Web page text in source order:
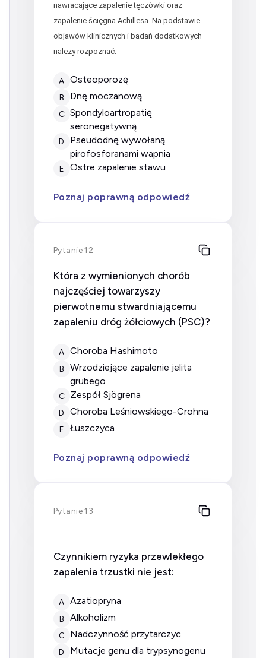
nawracające zapalenie tęczówki oraz
zapalenie ścięgna Achillesa. Na podstawie
objawów klinicznych i badań dodatkowych
należy rozpoznać:
A Osteoporozę
B Dnę moczanową
C Spondyloartropatię
seronegatywną
D
Pseudodnę wywołaną
pirofosforanami wapnia
E Ostre zapalenie stawu
Poznaj poprawną odpowiedź
Pytanie 12
Która z wymienionych chorób
najczęściej towarzyszy
pierwotnemu stwardniającemu
zapaleniu dróg żółciowych (PSC)?
A choroba Hashimoto
B
wrzodziejące zapalenie jelita
grubego
C zespół Sjögrena
D choroba Leśniowskiego-Crohna
E łuszczyca
Poznaj poprawną odpowiedź
Pytanie 13
Czynnikiem ryzyka przewlekłego
zapalenia trzustki nie jest:
A azatiopryna
B alkoholizm
C nadczynność przytarczyc
D
mutacje genu dla trypsynogenu